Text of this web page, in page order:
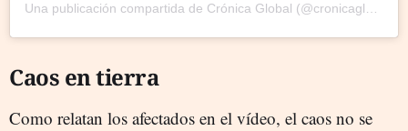
Caos en tierra
Como relatan los afectados en el vídeo, el caos no se